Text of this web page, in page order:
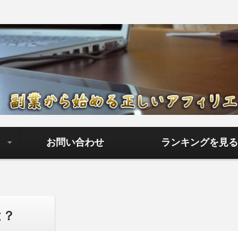
る正しいアフィリエイ
お問い合わせ ランキングを見る